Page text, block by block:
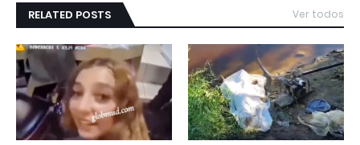
RELATED POSTS Ver todos